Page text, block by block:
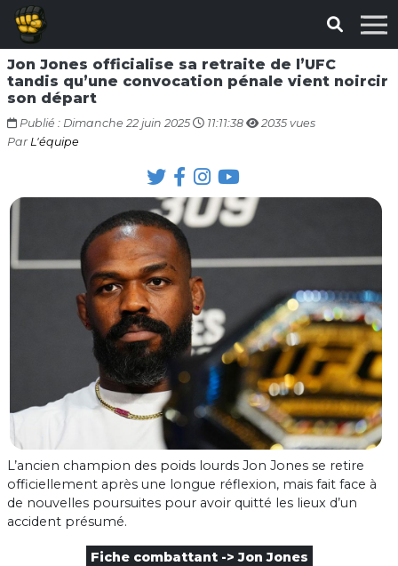
Jon Jones officialise sa retraite de l’UFC
tandis qu’une convocation pénale vient noircir
son départ
Publié : Dimanche 22 juin 2025 11:11:38
2035 vues
Par L'équipe
L’ancien champion des poids lourds Jon Jones se retire
officiellement après une longue réflexion, mais fait face à
de nouvelles poursuites pour avoir quitté les lieux d’un
accident présumé.
Fiche combattant -> Jon Jones